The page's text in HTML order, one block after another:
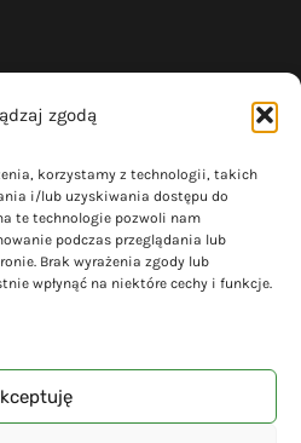
zgodą
korzystamy z technologii, takich
i/lub uzyskiwania dostępu do
te technologie pozwoli nam
podczas przeglądania lub
Brak wyrażenia zgody lub
wpłynąć na niektóre cechy i funkcje.
(EU)